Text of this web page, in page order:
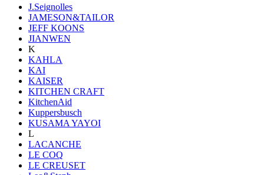
J.Seignolles
JAMESON&TAILOR
JEFF KOONS
JIANWEN
K
KAHLA
KAI
KAISER
KITCHEN CRAFT
KitchenAid
Kuppersbusch
KUSAMA YAYOI
L
LACANCHE
LE COQ
LE CREUSET